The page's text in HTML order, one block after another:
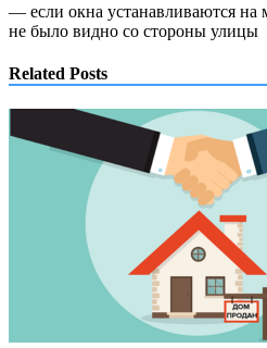
— если окна устанавливаются на
не было видно со стороны улицы
Related Posts